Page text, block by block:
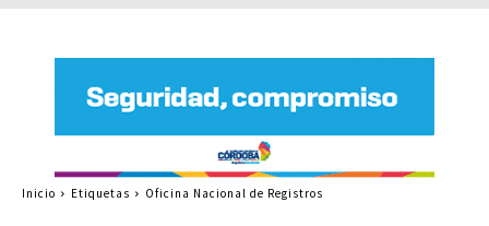
Inicio Etiquetas Oficina Nacional de Registros